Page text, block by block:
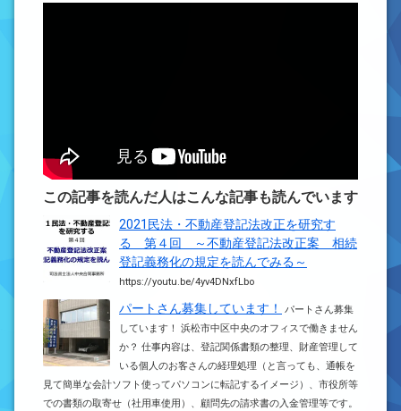
この記事を読んだ人はこんな記事も読んでいます
2021民法・不動産登記法改正を研究す
る 第４回 ～不動産登記法改正案 相続
登記義務化の規定を読んでみる～
https://youtu.be/4yv4DNxfLbo
パートさん募集しています！
パートさん募集
しています！ 浜松市中区中央のオフィスで働きません
か？ 仕事内容は、登記関係書類の整理、財産管理して
いる個人のお客さんの経理処理（と言っても、通帳を
見て簡単な会計ソフト使ってパソコンに転記するイメージ）、市役所等
での書類の取寄せ（社用車使用）、顧問先の請求書の入金管理等です。